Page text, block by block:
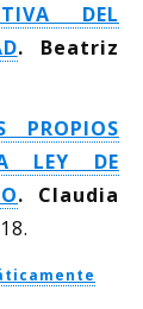
DEL
. Beatriz
PROPIOS
LEY DE
. Claudia